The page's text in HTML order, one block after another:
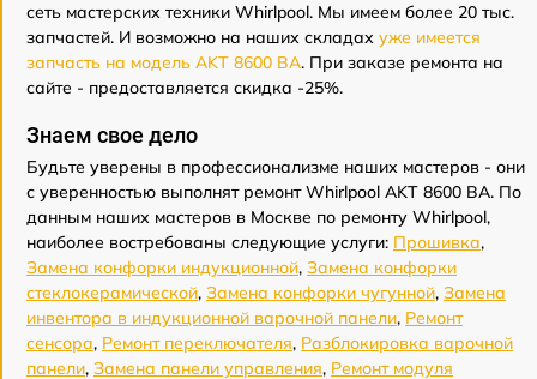
сеть мастерских техники Whirlpool. Мы имеем более 20 тыс.
запчастей. И возможно на наших складах уже имеется
запчасть на модель AKT 8600 BA. При заказе ремонта на
сайте - предоставляется скидка -25%.
Знаем свое дело
Будьте уверены в профессионализме наших мастеров - они
с уверенностью выполнят ремонт Whirlpool AKT 8600 BA. По
данным наших мастеров в Москве по ремонту Whirlpool,
наиболее востребованы следующие услуги: Прошивка,
Замена конфорки индукционной, Замена конфорки
стеклокерамической, Замена конфорки чугунной, Замена
инвентора в индукционной варочной панели, Ремонт
сенсора, Ремонт переключателя, Разблокировка варочной
панели, Замена панели управления, Ремонт модуля